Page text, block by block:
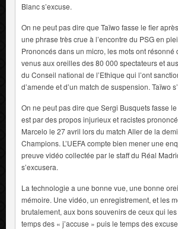
Blanc s’excuse.
On ne peut pas dire que Taïwo fasse le fier
une phrase très crue à l’encontre du PSG en
Prononcés dans un micro, les mots ont résonné
venus aux oreilles des 80 000 spectateurs et
du Conseil national de l’Ethique qui l’ont
d’amende et d’un match de suspension. Taïwo
On ne peut pas dire que Sergi Busquets fasse
est par des propos injurieux et racistes
Marcelo le 27 avril lors du match Aller de la
Champions. L’UEFA compte bien mener une
preuve vidéo collectée par le staff du Réal
s’excusera.
La technologie a une bonne vue, une bonne
mémoire. Une vidéo, un enregistrement, et les
brutalement, aux bons souvenirs de ceux qui
temps des « j’accuse » puis le temps des